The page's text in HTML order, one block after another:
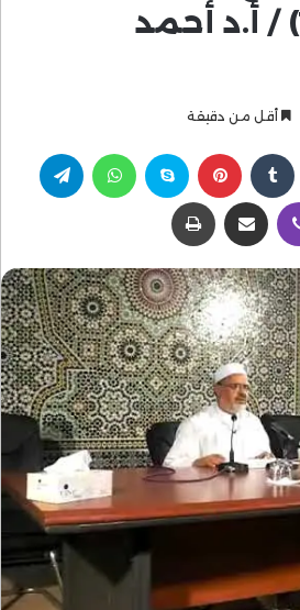
المجتمع (1) / أ.د أحمد
أقل من دقيقة
لينكدإن بينتيريست سكايب واتساب
ڤايبر مشاركة عبر البريد طباعة